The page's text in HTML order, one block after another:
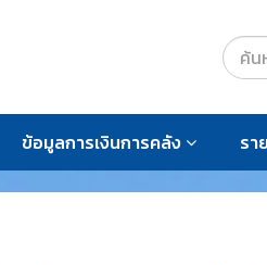
ข้อมูลการเงินการคลัง รา